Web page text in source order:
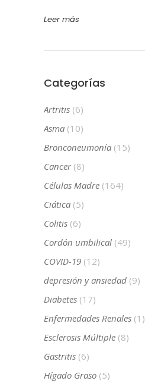
Leer más
Categorías
Artritis (6)
Asma (10)
Bronconeumonía (15)
Cancer(8)
Células Madre (164)
Ciática (5)
Colitis (6)
Cordón umbilical (49)
COVID-19 (12)
depresión y ansiedad (9)
Diabetes (17)
Enfermedades Renales (1)
Esclerosis Múltiple (8)
Gastritis (6)
Hígado Graso (5)